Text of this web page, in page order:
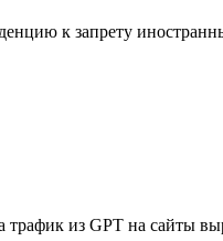
к запрету
трафик из GPT на сайты